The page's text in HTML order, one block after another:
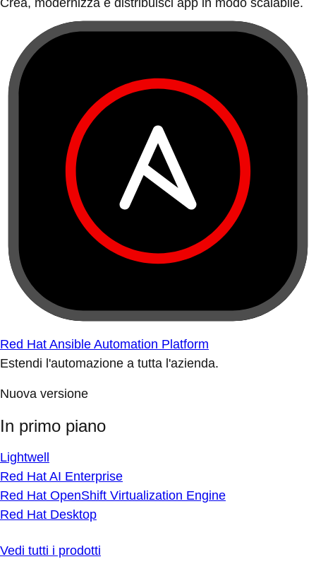
Crea, modernizza e distribuisci app in modo scalabile.
Red Hat Ansible Automation Platform
Estendi l'automazione a tutta l'azienda.
Nuova versione
In primo piano
Lightwell
Red Hat AI Enterprise
Red Hat OpenShift Virtualization Engine
Red Hat Desktop
Vedi tutti i prodotti